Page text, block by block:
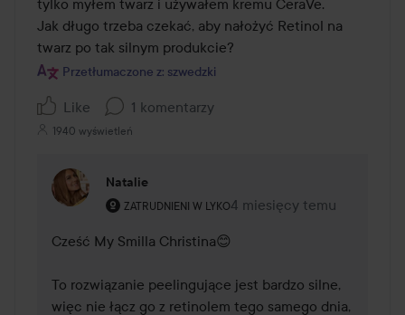
Jak długo trzeba czekać, aby nałożyć Retinol na
twarz po tak silnym produkcie?
Przetłumaczone z: szwedzki
Like 1 komentarzy
1940 wyświetleń
Natalie
ZATRUDNIENI W LYKO
Rola użytkownika: Zatrudnieni w Lyko.
4 miesięcy temu
Komentarz został dodany
Cześć My Smilla Christina😊
To rozwiązanie peelingujące jest bardzo silne,
więc nie łącz go z retinolem tego samego dnia,